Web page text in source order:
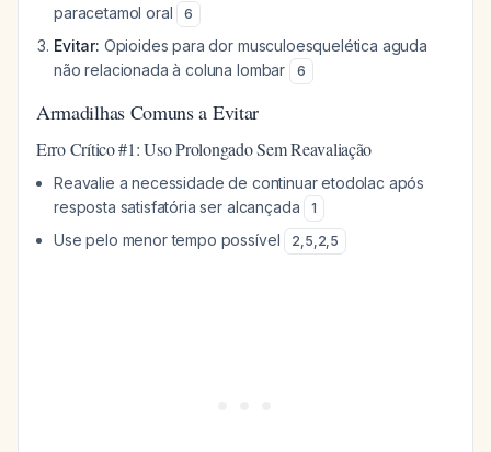
paracetamol oral
6
Evitar: Opioides para dor musculoesquelética aguda
não relacionada à coluna lombar
6
Armadilhas Comuns a Evitar
Erro Crítico #1: Uso Prolongado Sem Reavaliação
Reavalie a necessidade de continuar etodolac após
resposta satisfatória ser alcançada
1
Use pelo menor tempo possível 2,5,2,5